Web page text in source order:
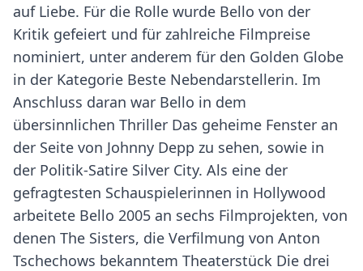
auf Liebe. Für die Rolle wurde Bello von der
Kritik gefeiert und für zahlreiche Filmpreise
nominiert, unter anderem für den Golden Globe
in der Kategorie Beste Nebendarstellerin. Im
Anschluss daran war Bello in dem
übersinnlichen Thriller Das geheime Fenster an
der Seite von Johnny Depp zu sehen, sowie in
der Politik-Satire Silver City. Als eine der
gefragtesten Schauspielerinnen in Hollywood
arbeitete Bello 2005 an sechs Filmprojekten, von
denen The Sisters, die Verfilmung von Anton
Tschechows bekanntem Theaterstück Die drei